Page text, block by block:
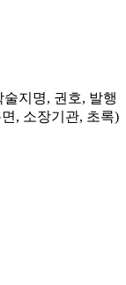
지명, 권호, 발행
, 소장기관, 초록)